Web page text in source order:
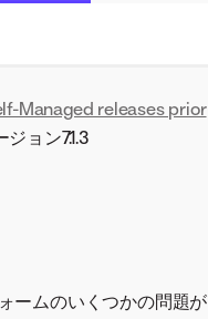
Managed releases prior
ジョン7.1.3
ームのいくつかの問題が